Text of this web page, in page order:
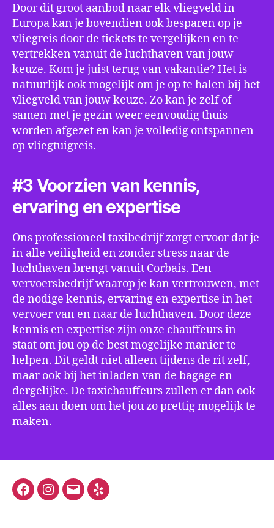
Door dit groot aanbod naar elk vliegveld in
Europa kan je bovendien ook besparen op je
vliegreis door de tickets te vergelijken en te
vertrekken vanuit de luchthaven van jouw
keuze. Kom je juist terug van vakantie? Het is
natuurlijk ook mogelijk om je op te halen bij het
vliegveld van jouw keuze. Zo kan je zelf of
samen met je gezin weer eenvoudig thuis
worden afgezet en kan je volledig ontspannen
op vliegtuigreis.
#3 Voorzien van kennis,
ervaring en expertise
Ons professioneel taxibedrijf zorgt ervoor dat je
in alle veiligheid en zonder stress naar de
luchthaven brengt vanuit Corbais. Een
vervoersbedrijf waarop je kan vertrouwen, met
de nodige kennis, ervaring en expertise in het
vervoer van en naar de luchthaven. Door deze
kennis en expertise zijn onze chauffeurs in
staat om jou op de best mogelijke manier te
helpen. Dit geldt niet alleen tijdens de rit zelf,
maar ook bij het inladen van de bagage en
dergelijke. De taxichauffeurs zullen er dan ook
alles aan doen om het jou zo prettig mogelijk te
maken.
FacebookInstagram
E-
Yelp